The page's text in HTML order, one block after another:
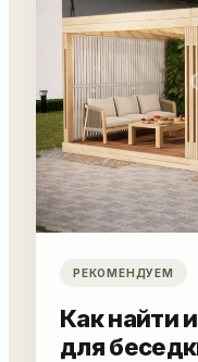
РЕКОМЕНДУЕМ
Как найти
для